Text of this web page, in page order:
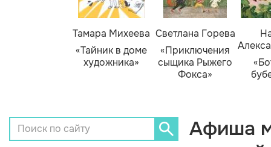
Тамара Михеева
«Тайник в доме
художника»
Светлана Горева
«Приключения
сыщика Рыжего
Фокса»
Афиша